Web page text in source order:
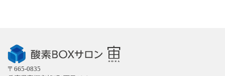
〒665-0835